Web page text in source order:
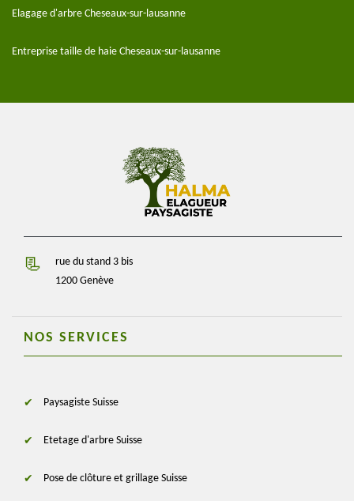
Elagage d'arbre Cheseaux-sur-lausanne
Entreprise taille de haie Cheseaux-sur-lausanne
rue du stand 3 bis
1200 Genève
NOS SERVICES
Paysagiste Suisse
Etetage d'arbre Suisse
Pose de clôture et grillage Suisse